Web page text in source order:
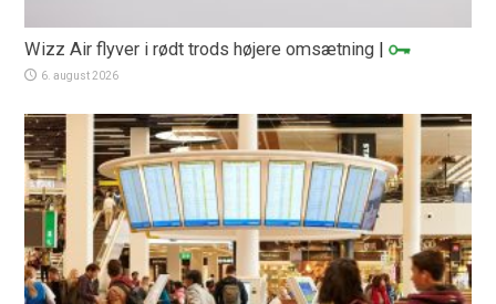
Wizz Air flyver i rødt trods højere omsætning |
6. august 2026